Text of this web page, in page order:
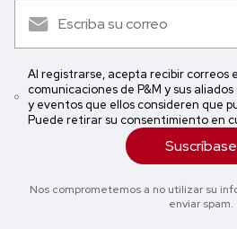
Al registrarse, acepta recibir correos
comunicaciones de P&M y sus
y eventos que ellos consideren que
Puede retirar su consentimiento en
Suscríbase
Nos comprometemos a no utilizar su
enviar spam.